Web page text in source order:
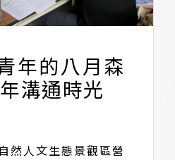
年的八月森
溝通時光
然人文生態景觀區營